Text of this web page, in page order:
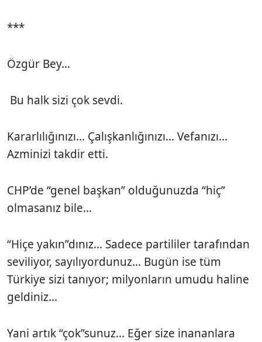
***
Özgür Bey...
Bu halk sizi çok sevdi.
Kararlılığınızı... Çalışkanlığınızı... Vefanızı...
Azminizi takdir etti.
CHP’de “genel başkan” olduğunuzda “hiç”
olmasanız bile...
“Hiçe yakın”dınız... Sadece partililer tarafından
seviliyor, sayılıyordunuz... Bugün ise tüm
Türkiye sizi tanıyor; milyonların umudu haline
geldiniz...
Yani artık “çok”sunuz... Eğer size inananlara